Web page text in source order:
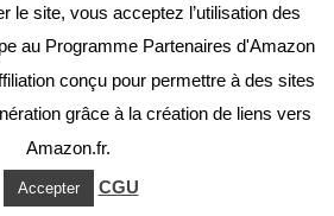
/ Conditions générales d’utilisation
vente
All rights reserved.
le site, vous acceptez l’utilisation des
au Programme Partenaires d'Amazon
conçu pour permettre à des sites
grâce à la création de liens vers
Amazon.fr.
Accepter CGU